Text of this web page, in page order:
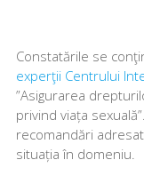
Constatările se
experţii Centrului
”Asigurarea
privind viața
recomandări
situația în domeniu.